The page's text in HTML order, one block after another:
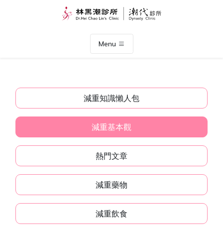
Menu
減重知識懶人包
減重基本觀
熱門文章
減重藥物
減重飲食